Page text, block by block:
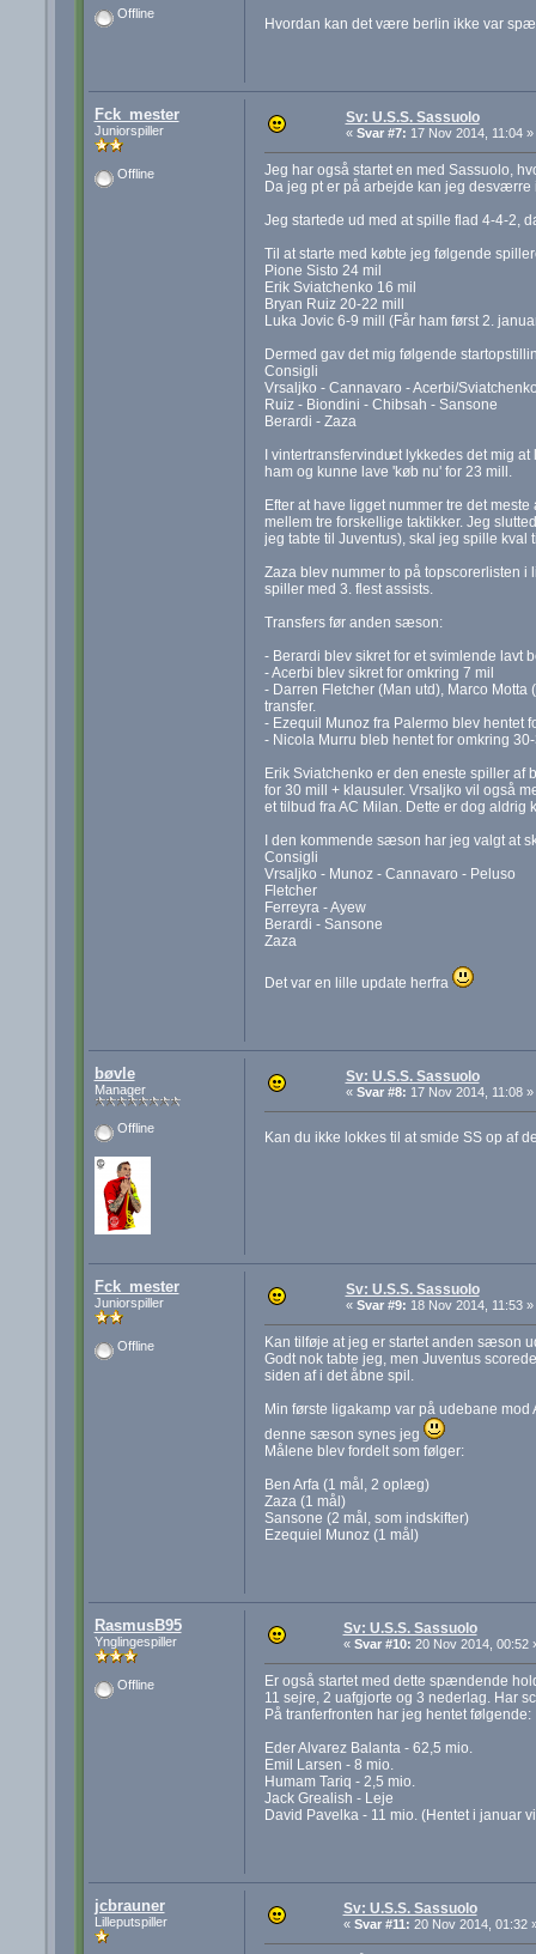
Offline
Hvordan kan det være berlin ikke var
Fck_mester
Juniorspiller
Offline
Sv: U.S.S. Sassuolo
« Svar #7: 17 Nov 2014, 11:04 »
Jeg har også startet en med Sassuolo,
Da jeg pt er på arbejde kan jeg
Jeg startede ud med at spille flad 4-4-2,
Til at starte med købte jeg følgende
Pione Sisto 24 mil
Erik Sviatchenko 16 mil
Bryan Ruiz 20-22 mill
Luka Jovic 6-9 mill (Får ham først 2.
Dermed gav det mig følgende
Consigli
Vrsaljko - Cannavaro - Acerbi/
Ruiz - Biondini - Chibsah - Sansone
Berardi - Zaza
I vintertransfervinduet lykkedes det mig at
ham og kunne lave 'køb nu' for 23 mill.
Efter at have ligget nummer tre det
mellem tre forskellige taktikker. Jeg
jeg tabte til Juventus), skal jeg spille kval
Zaza blev nummer to på topscorerlisten
spiller med 3. flest assists.
Transfers før anden sæson:
- Berardi blev sikret for et svimlende lavt
- Acerbi blev sikret for omkring 7 mil
- Darren Fletcher (Man utd), Marco
transfer.
- Ezequil Munoz fra Palermo blev hentet
- Nicola Murru bleb hentet for omkring
Erik Sviatchenko er den eneste spiller af
for 30 mill + klausuler. Vrsaljko vil også
et tilbud fra AC Milan. Dette er dog aldrig
I den kommende sæson har jeg valgt at
Consigli
Vrsaljko - Munoz - Cannavaro - Peluso
Fletcher
Ferreyra - Ayew
Berardi - Sansone
Zaza
Det var en lille update herfra
bøvle
Manager
Offline
Sv: U.S.S. Sassuolo
« Svar #8: 17 Nov 2014, 11:08 »
Kan du ikke lokkes til at smide SS op af
Fck_mester
Juniorspiller
Offline
Sv: U.S.S. Sassuolo
« Svar #9: 18 Nov 2014, 11:53 »
Kan tilføje at jeg er startet anden sæson
Godt nok tabte jeg, men Juventus
siden af i det åbne spil.
Min første ligakamp var på udebane
denne sæson synes jeg
Målene blev fordelt som følger:
Ben Arfa (1 mål, 2 oplæg)
Zaza (1 mål)
Sansone (2 mål, som indskifter)
Ezequiel Munoz (1 mål)
RasmusB95
Ynglingespiller
Offline
Sv: U.S.S. Sassuolo
« Svar #10: 20 Nov 2014, 00:52
Er også startet med dette spændende
11 sejre, 2 uafgjorte og 3 nederlag. Har
På tranferfronten har jeg hentet følgende:
Eder Alvarez Balanta - 62,5 mio.
Emil Larsen - 8 mio.
Humam Tariq - 2,5 mio.
Jack Grealish - Leje
David Pavelka - 11 mio. (Hentet i januar
jcbrauner
Lilleputspiller
Sv: U.S.S. Sassuolo
« Svar #11: 20 Nov 2014, 01:32